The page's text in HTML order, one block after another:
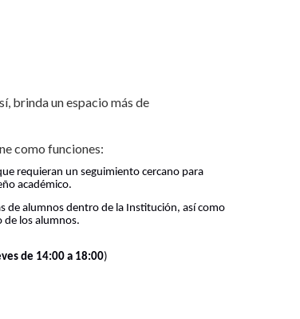
brinda un espacio más de
como funciones:
requieran un seguimiento cercano para
académico.
de alumnos dentro de la Institución, así como
de los alumnos.
de 14:00 a 18:00)